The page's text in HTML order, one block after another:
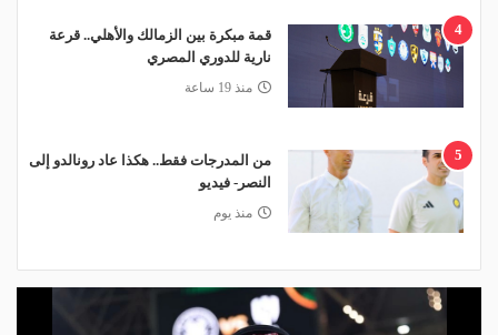
4
قمة مبكرة بين الزمالك والأهلي.. قرعة
نارية للدوري المصري
منذ 19 ساعة
5
من المدرجات فقط.. هكذا عاد رونالدو إلى
النصر- فيديو
منذ يوم